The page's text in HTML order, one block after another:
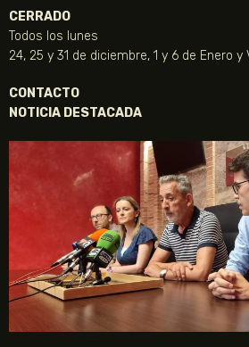
CERRADO
Todos los lunes
24, 25 y 31 de diciembre, 1 y 6 de Enero y
CONTACTO
NOTICIA DESTACADA